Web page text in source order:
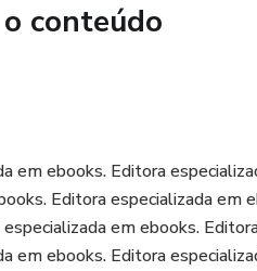
conteúdo
em ebooks. Editora
Editora especializada em
em ebooks.
em ebooks. Editora